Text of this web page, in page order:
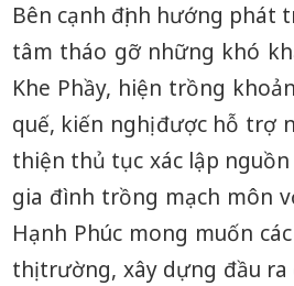
Bên cạnh định hướng phát
tâm tháo gỡ những khó
Khe Phầy, hiện trồng
quế, kiến nghị được hỗ trợ
thiện thủ tục xác lập
gia đình trồng mạch môn
Hạnh Phúc mong muốn
thị trường, xây dựng đầu